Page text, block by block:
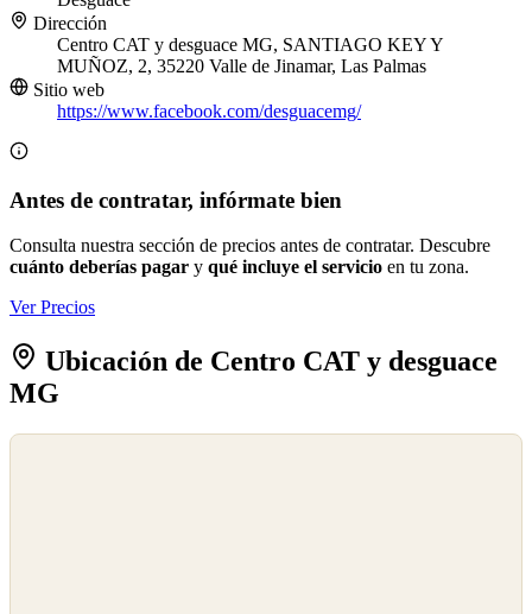
Dirección
Centro CAT y desguace MG, SANTIAGO KEY Y
MUÑOZ, 2, 35220 Valle de Jinamar, Las Palmas
Sitio web
https://www.facebook.com/desguacemg/
Antes de contratar, infórmate bien
Consulta nuestra sección de precios antes de contratar. Descubre
cuánto deberías pagar y qué incluye el servicio en tu zona.
Ver Precios
Ubicación de Centro CAT y desguace
MG